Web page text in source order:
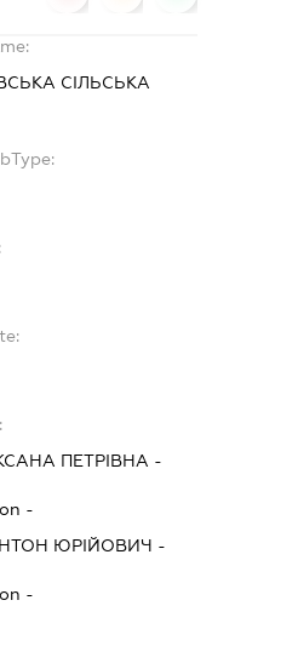
СІЛЬСЬКА
ПЕТРІВНА -
-
ЮРІЙОВИЧ -
-